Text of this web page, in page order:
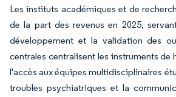
Les instituts académiques et de
de la part des revenus en 2025,
développement et la validation des
centrales centralisent les instruments de
l'accès aux équipes multidisciplinaires
troubles psychiatriques et la